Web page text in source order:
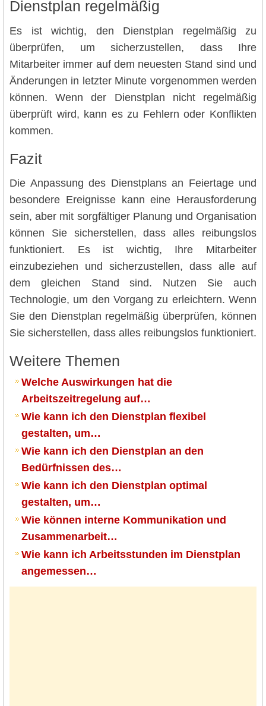
Dienstplan regelmäßig
Es ist wichtig, den Dienstplan regelmäßig zu
überprüfen, um sicherzustellen, dass Ihre
Mitarbeiter immer auf dem neuesten Stand sind und
Änderungen in letzter Minute vorgenommen werden
können. Wenn der Dienstplan nicht regelmäßig
überprüft wird, kann es zu Fehlern oder Konflikten
kommen.
Fazit
Die Anpassung des Dienstplans an Feiertage und
besondere Ereignisse kann eine Herausforderung
sein, aber mit sorgfältiger Planung und Organisation
können Sie sicherstellen, dass alles reibungslos
funktioniert. Es ist wichtig, Ihre Mitarbeiter
einzubeziehen und sicherzustellen, dass alle auf
dem gleichen Stand sind. Nutzen Sie auch
Technologie, um den Vorgang zu erleichtern. Wenn
Sie den Dienstplan regelmäßig überprüfen, können
Sie sicherstellen, dass alles reibungslos funktioniert.
Weitere Themen
Welche Auswirkungen hat die
Arbeitszeitregelung auf…
Wie kann ich den Dienstplan flexibel
gestalten, um…
Wie kann ich den Dienstplan an den
Bedürfnissen des…
Wie kann ich den Dienstplan optimal
gestalten, um…
Wie können interne Kommunikation und
Zusammenarbeit…
Wie kann ich Arbeitsstunden im Dienstplan
angemessen…